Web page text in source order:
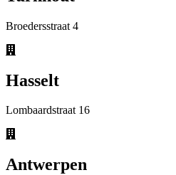
Broedersstraat 4
Hasselt
Lombaardstraat 16
Antwerpen